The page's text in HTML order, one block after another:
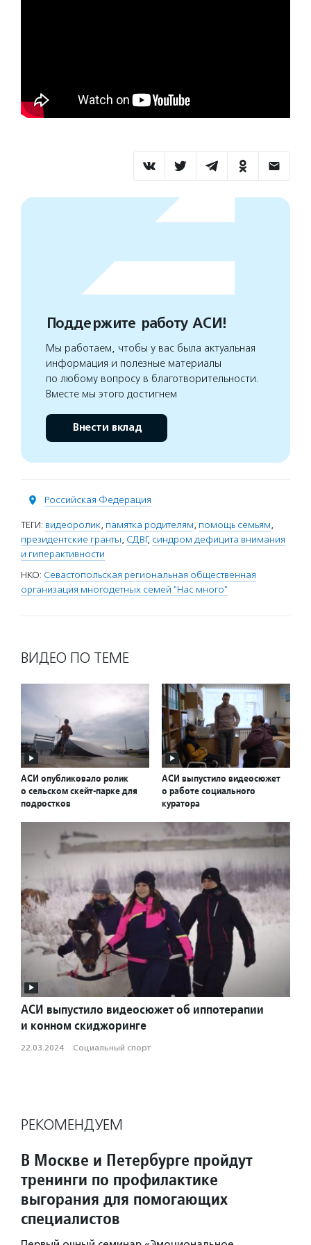
Поддержите работу АСИ!
Мы работаем, чтобы у вас была актуальная
информация и полезные материалы
по любому вопросу в благотворительности.
Вместе мы этого достигнем
Внести вклад
Российская Федерация
ТЕГИ: видеоролик, памятка родителям, помощь семьям,
президентские гранты, СДВГ, синдром дефицита внимания
и гиперактивности
НКО: Севастопольская региональная общественная
организация многодетных семей "Нас много"
ВИДЕО ПО ТЕМЕ
АСИ опубликовало ролик
о сельском скейт-парке для
подростков
АСИ выпустило видеосюжет
о работе социального
куратора
АСИ выпустило видеосюжет об иппотерапии
и конном скиджоринге
22.03.2024 · Социальный спорт
РЕКОМЕНДУЕМ
В Москве и Петербурге пройдут
тренинги по профилактике
выгорания для помогающих
специалистов